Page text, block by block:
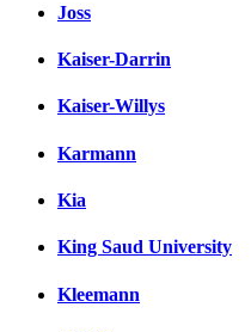
Joss
Kaiser-Darrin
Kaiser-Willys
Karmann
Kia
King Saud University
Kleemann